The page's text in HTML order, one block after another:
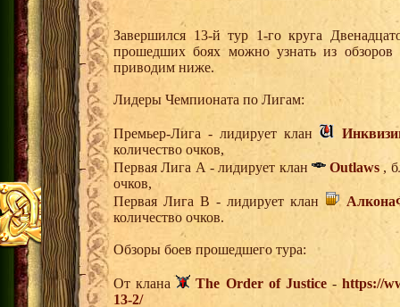
Завершился 13-й тур 1-го круга
прошедших боях можно узнать из
приводим ниже.
Лидеры Чемпионата по Лигам:
Премьер-Лига - лидирует клан
количество очков,
Первая Лига А - лидирует клан
Outlaws ,
очков,
Первая Лига В - лидирует клан
количество очков.
Обзоры боев прошедшего тура:
От клана The Order of Justice- https://
13-2/